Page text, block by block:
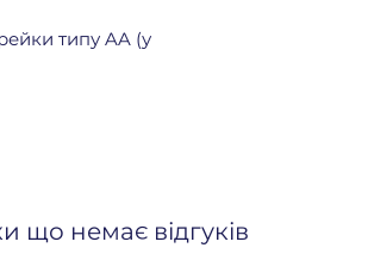
типу AA (у
що немає відгуків